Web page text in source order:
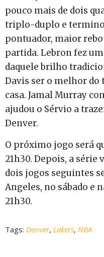
pouco mais de dois
triplo-duplo e
pontuador, maior
partida. Lebron fez
daquele brilho
Davis ser o melhor do
casa. Jamal Murray
ajudou o Sérvio a
Denver.
O próximo jogo será
21h30. Depois, a série
dois jogos seguintes
Angeles, no sábado e
21h30.
Tags: Denver, Lakers, NBA